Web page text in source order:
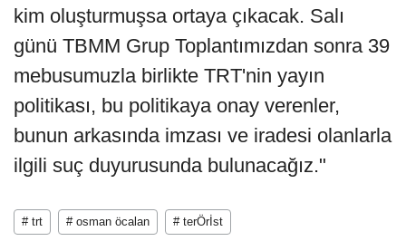
kim oluşturmuşsa ortaya çıkacak. Salı
günü TBMM Grup Toplantımızdan sonra 39
mebusumuzla birlikte TRT'nin yayın
politikası, bu politikaya onay verenler,
bunun arkasında imzası ve iradesi olanlarla
ilgili suç duyurusunda bulunacağız."
# trt # osman öcalan # terÖrİst